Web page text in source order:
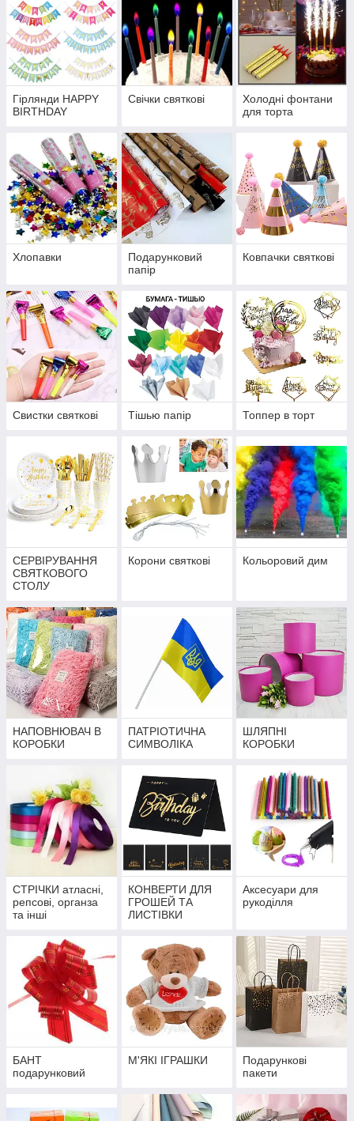
Гірлянди HAPPY
BIRTHDAY
Свічки святкові
Холодні фонтани
для торта
Хлопавки
Подарунковий
папір
Ковпачки святкові
Свистки святкові Тішью папір Топпер в торт
СЕРВІРУВАННЯ
СВЯТКОВОГО
СТОЛУ
Корони святкові Кольоровий дим
НАПОВНЮВАЧ В
КОРОБКИ
ПАТРІОТИЧНА
СИМВОЛІКА
ШЛЯПНІ
КОРОБКИ
СТРІЧКИ атласні,
репсові, органза
та інші
КОНВЕРТИ ДЛЯ
ГРОШЕЙ ТА
ЛИСТІВКИ
Аксесуари для
рукоділля
БАНТ
подарунковий
М'ЯКІ ІГРАШКИ
Подарункові
пакети